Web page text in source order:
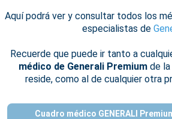
Aquí podrá ver y consultar todos los
especialistas de
Recuerde que puede ir tanto a
médico de Generali Premium de
reside, como al de cualquier otra
Cuadro médico GENERALI